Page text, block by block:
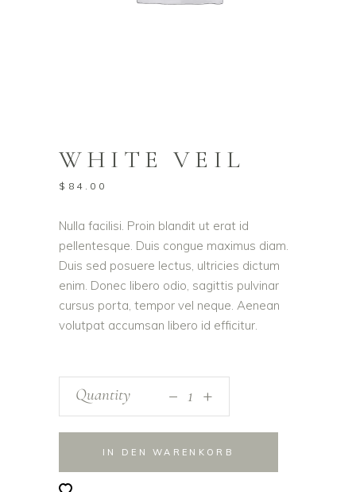
WHITE VEIL
$ 84.00
Nulla facilisi. Proin blandit ut erat id
pellentesque. Duis congue maximus diam.
Duis sed posuere lectus, ultricies dictum
enim. Donec libero odio, sagittis pulvinar
cursus porta, tempor vel neque. Aenean
volutpat accumsan libero id efficitur.
Quantity +
IN DEN WARENKORB